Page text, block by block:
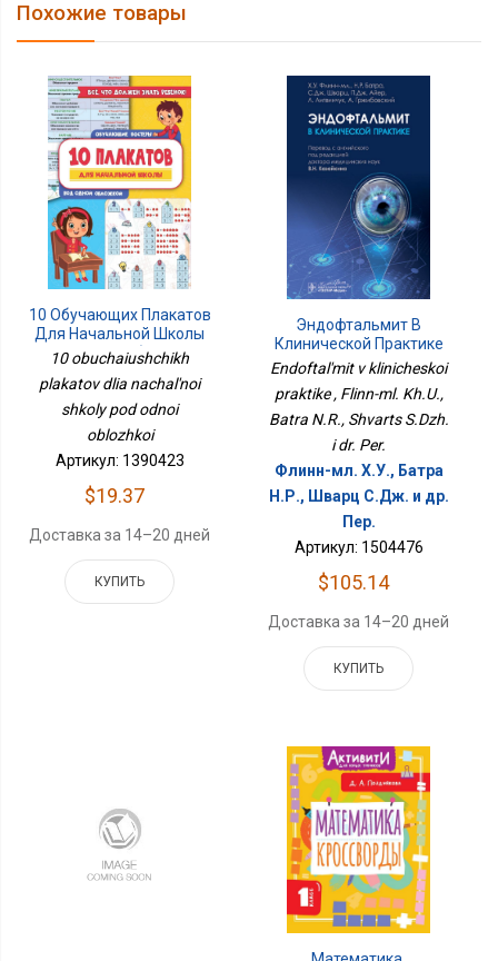
Похожие товары
10 Обучающих Плакатов
Для Начальной Школы
Под Одной Обложкой
10 obuchaiushchikh
plakatov dlia nachal'noi
shkoly pod odnoi
oblozhkoi
Артикул: 1390423
$19.37
Доставка за 14–20 дней
КУПИТЬ
Эндофтальмит В
Клинической Практике
Endoftal'mit v klinicheskoi
praktike , Flinn-ml. Kh.U.,
Batra N.R., Shvarts S.Dzh.
i dr. Per.
Флинн-мл. Х.У., Батра
Н.Р., Шварц С.Дж. и др.
Пер.
Артикул: 1504476
$105.14
Доставка за 14–20 дней
КУПИТЬ